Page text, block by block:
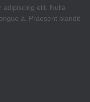
adipiscing elit. Nulla
a. Praesent blandit